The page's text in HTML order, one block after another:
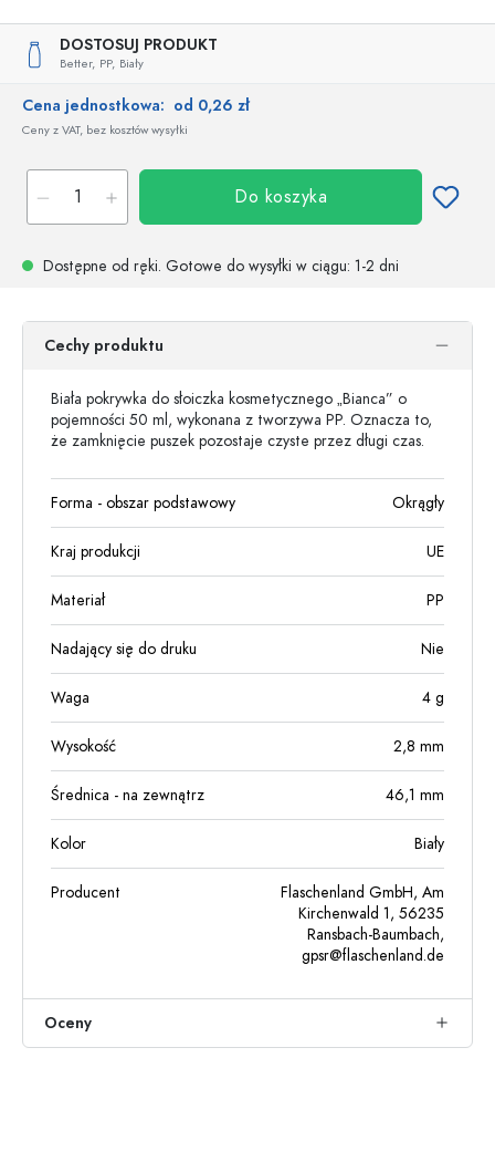
DOSTOSUJ PRODUKT
Better, PP, Biały
Cena jednostkowa: od 0,26 zł
Ceny z VAT, bez kosztów wysyłki
Do koszyka
Dostępne od ręki. Gotowe do wysyłki w ciągu: 1-2 dni
Cechy produktu
Biała pokrywka do słoiczka kosmetycznego „Bianca” o
pojemności 50 ml, wykonana z tworzywa PP. Oznacza to,
że zamknięcie puszek pozostaje czyste przez długi czas.
Forma - obszar podstawowy Okrągły
Kraj produkcji UE
Materiał PP
Nadający się do druku Nie
Waga 4 g
Wysokość 2,8 mm
Średnica - na zewnątrz 46,1 mm
Kolor Biały
Producent
Flaschenland GmbH, Am
Kirchenwald 1, 56235
Ransbach-Baumbach,
gpsr@flaschenland.de
Oceny